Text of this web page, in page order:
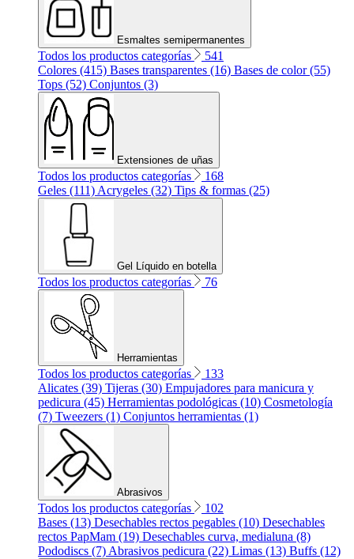
Esmaltes semipermanentes
Todos los productos categorías
541
Colores (415) Bases transparentes (16) Bases de color (55)
Tops (52) Conjuntos (3)
Extensiones de uñas
Todos los productos categorías
168
Geles (111) Acrygeles (32) Tips & formas (25)
Gel Líquido en botella
Todos los productos categorías 76
Herramientas
Todos los productos categorías
133
Alicates (39) Tijeras (30) Empujadores para manicura y
pedicura (45) Herramientas podológicas (10) Cosmetología
(7) Tweezers (1) Conjuntos herramientas (1)
Abrasivos
Todos los productos categorías
102
Bases (13) Desechables rectos pegables (10) Desechables
rectos PapMam (19) Desechables curva, medialuna (8)
Pododiscs (7) Abrasivos pedicura (22) Limas (13) Buffs (12)